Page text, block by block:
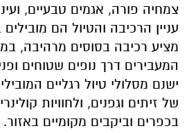
צמחיה פורה, אגמים טבעיים,
עניין הרכיבה והטיול הם
מציע רכיבה בסוסים מרהיבה,
המעבירים דרך נופים שטוחים
ישנם מסלולי טיול רגליים
של זיתים וגפנים, ולחוויות
בכפרים וביקבים מקומיים באזור.